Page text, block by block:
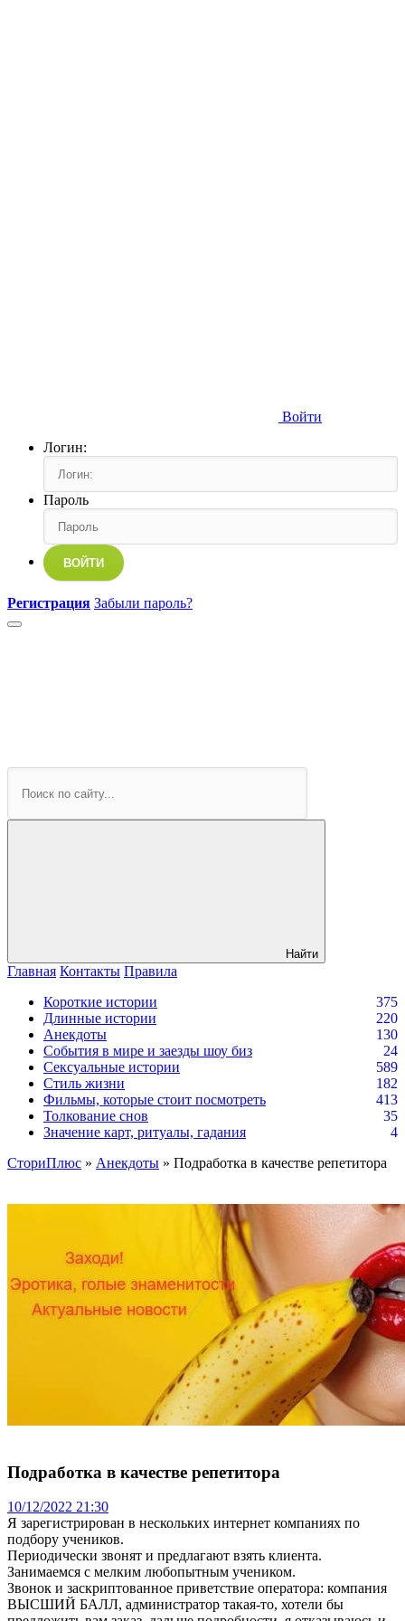
Войти
Логин:
Пароль
ВОЙТИ
Регистрация Забыли пароль?
Найти
Главная Контакты Правила
Короткие истории
375
Длинные истории
220
Анекдоты
130
События в мире и заезды шоу биз
24
Сексуальные истории
589
Стиль жизни
182
Фильмы, которые стоит посмотреть
413
Толкование снов
35
Значение карт, ритуалы, гадания
4
СториПлюс » Анекдоты » Подработка в качестве репетитора
Подработка в качестве репетитора
10/12/2022 21:30
Я зарегистрирован в нескольких интернет компаниях по
подбору учеников.
Периодически звонят и предлагают взять клиента.
Занимаемся с мелким любопытным учеником.
Звонок и заскриптованное приветствие оператора: компания
ВЫСШИЙ БАЛЛ, администратор такая-то, хотели бы